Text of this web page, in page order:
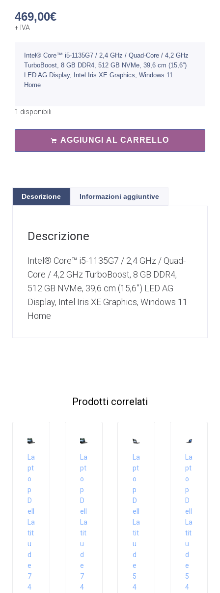
469,00€
+ IVA
Intel® Core™ i5-1135G7 / 2,4 GHz / Quad-Core / 4,2 GHz
TurboBoost, 8 GB DDR4, 512 GB NVMe, 39,6 cm (15,6”)
LED AG Display, Intel Iris XE Graphics, Windows 11
Home
1 disponibili
AGGIUNGI AL CARRELLO
Descrizione Informazioni aggiuntive
Descrizione
Intel® Core™ i5-1135G7 / 2,4 GHz / Quad-
Core / 4,2 GHz TurboBoost, 8 GB DDR4,
512 GB NVMe, 39,6 cm (15,6”) LED AG
Display, Intel Iris XE Graphics, Windows 11
Home
Prodotti correlati
La
pt
o
p
D
ell
La
tit
u
d
e
7
4
La
pt
o
p
D
ell
La
tit
u
d
e
7
4
La
pt
o
p
D
ell
La
tit
u
d
e
5
4
La
pt
o
p
D
ell
La
tit
u
d
e
5
4